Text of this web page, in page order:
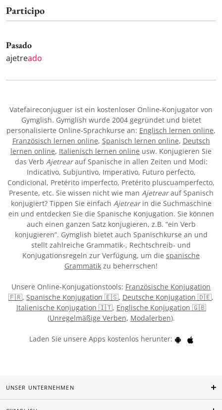
Participo
Pasado
ajetreado
Vatefaireconjuguer ist ein kostenloser Online-Konjugator von
Gymglish. Gymglish wurde 2004 gegründet und bietet
personalisierte Online-Sprachkurse an: Englisch lernen online,
Französisch lernen online, Spanisch lernen online, Deutsch
lernen online, Italienisch lernen online usw. Konjugieren Sie
das Verb Ajetrearauf Spanische in allen Zeiten und Modi:
Indicativo, Subjuntivo, Imperativo, Futuro perfecto,
Condicional, Pretérito imperfecto, Pretérito pluscuamperfecto,
Presente, etc. Sie wissen nicht wie man Ajetrearauf Spanisch
konjugiert? Tippen Sie einfach Ajetrearin die Suchmaschine
ein und entdecken Sie die Spanische Konjugation. Sie können
auch einen ganzen Satz konjugieren, z.B. “ein Verb
konjugieren”. Gymglish bietet auch Spanischkurse an und
stellt zahlreiche Grammatik-, Rechtschreib- und
Konjugationsregeln zur Verfügung, um die spanische
Grammatik zu beherrschen!
Unsere Online-Konjugationstools: Französische Konjugation
🇫🇷, Spanische Konjugation 🇪🇸, Deutsche Konjugation 🇩🇪,
Italienische Konjugation 🇮🇹, Englische Konjugation 🇬🇧
(Unregelmäßige Verben, Modalerben).
Laden Sie unsere Apps kostenlos herunter:
UNSER UNTERNEHMEN